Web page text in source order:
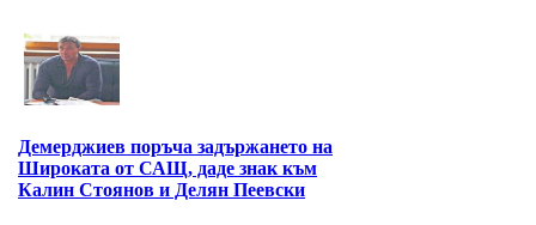
Демерджиев поръча задържането на
Широката от САЩ, даде знак към
Калин Стоянов и Делян Пеевски